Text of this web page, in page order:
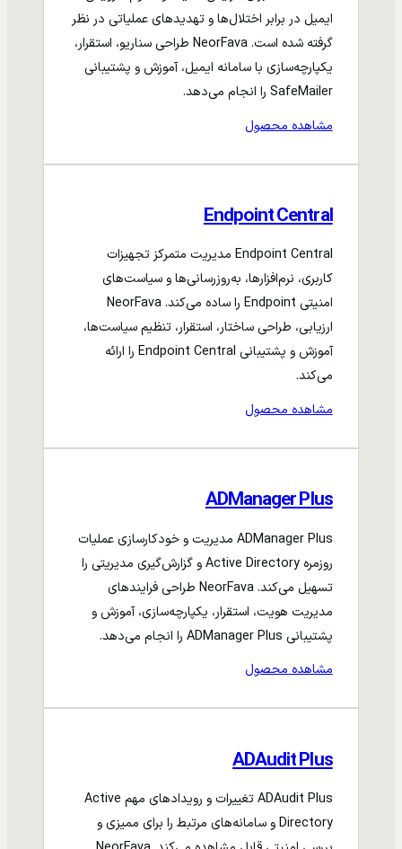
ایمیل در برابر اختلال‌ها و تهدیدهای عملیاتی در نظر
گرفته شده است. NeorFava طراحی سناریو، استقرار،
یکپارچه‌سازی با سامانه ایمیل، آموزش و پشتیبانی
SafeMailer را انجام می‌دهد.
مشاهده محصول
Endpoint Central
Endpoint Central مدیریت متمرکز تجهیزات
کاربری، نرم‌افزارها، به‌روزرسانی‌ها و سیاست‌های
امنیتی Endpoint را ساده می‌کند. NeorFava
ارزیابی، طراحی ساختار، استقرار، تنظیم سیاست‌ها،
آموزش و پشتیبانی Endpoint Central را ارائه
می‌کند.
مشاهده محصول
ADManager Plus
ADManager Plus مدیریت و خودکارسازی عملیات
روزمره Active Directory و گزارش‌گیری مدیریتی را
تسهیل می‌کند. NeorFava طراحی فرایندهای
مدیریت هویت، استقرار، یکپارچه‌سازی، آموزش و
پشتیبانی ADManager Plus را انجام می‌دهد.
مشاهده محصول
ADAudit Plus
ADAudit Plus تغییرات و رویدادهای مهم Active
Directory و سامانه‌های مرتبط را برای ممیزی و